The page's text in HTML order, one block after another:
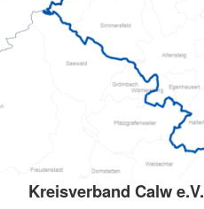
Kreisverband Calw e.V.